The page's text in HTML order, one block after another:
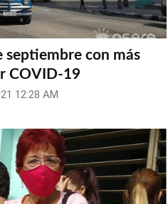
septiembre con más
COVID-19
12:28 AM